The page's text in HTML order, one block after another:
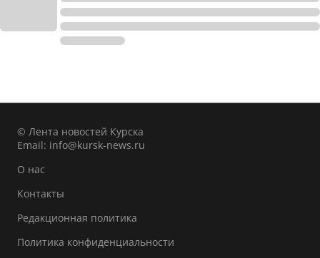
© Лента новостей Курска
Email: info@kursk-news.ru
О нас
Контакты
Редакционная политика
Политика конфиденциальности